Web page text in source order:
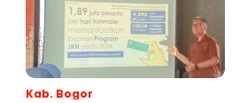
Kab. Bogor